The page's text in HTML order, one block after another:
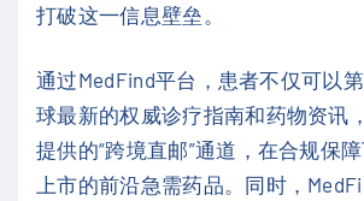
打破这一信息壁垒。
通过MedFind平台，患者不仅可以
球最新的权威诊疗指南和药物资讯
提供的“跨境直邮”通道，在合规保
上市的前沿急需药品。同时，